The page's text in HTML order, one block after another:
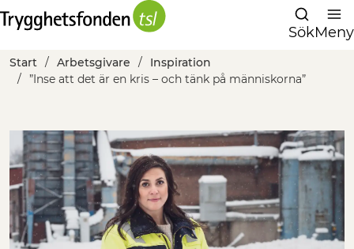
SökMeny
Start Arbetsgivare
Inspiration
”Inse att det är en kris – och tänk på människorna”